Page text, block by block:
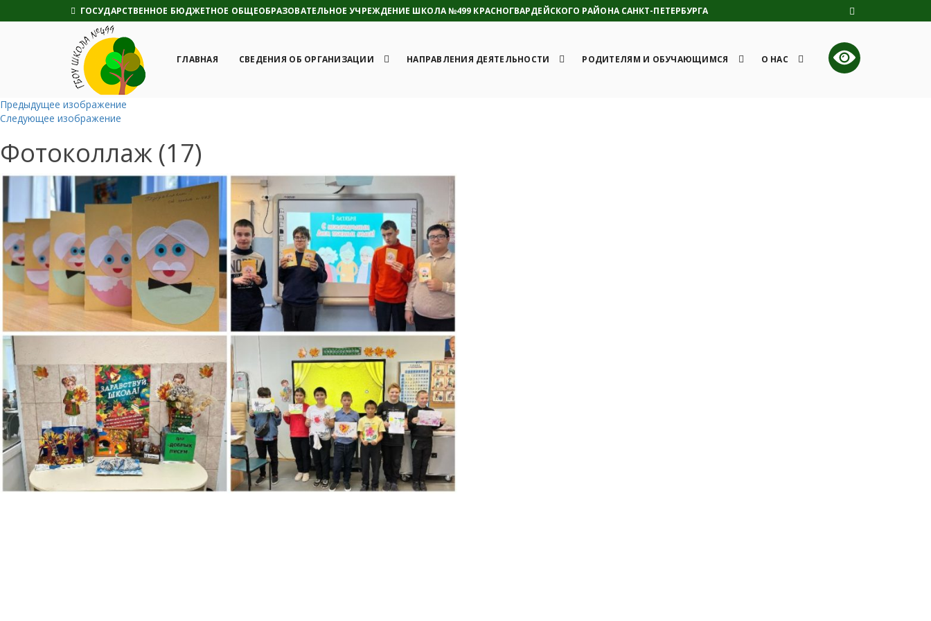
ГОСУДАРСТВЕННОЕ БЮДЖЕТНОЕ ОБЩЕОБРАЗОВАТЕЛЬНОЕ УЧРЕЖДЕНИЕ ШКОЛА №499 КРАСНОГВАРДЕЙСКОГО РАЙОНА САНКТ-ПЕТЕРБУРГА
ГЛАВНАЯ СВЕДЕНИЯ ОБ ОРГАНИЗАЦИИ НАПРАВЛЕНИЯ ДЕЯТЕЛЬНОСТИ РОДИТЕЛЯМ И ОБУЧАЮЩИМСЯ О НАС
Предыдущее изображение
Следующее изображение
Фотоколлаж (17)